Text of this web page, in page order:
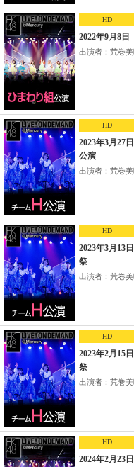
HD
2022年9月8
出演者：荒巻美
HD
2023年3月27
公演
出演者：荒巻美
HD
2023年3月13
祭
出演者：荒巻美
HD
2023年2月15
祭
出演者：荒巻美
HD
2024年2月23